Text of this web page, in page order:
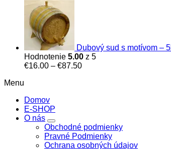
Dubový sud s motívom – 5l
Hodnotenie 5.00 z 5
€16.00 – €87.50Price
Menu
Domov
E-SHOP
O nás
Obchodné podmienky
Pravné Podmienky
Ochrana osobných údajov